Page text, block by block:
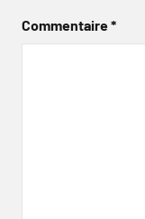
Commentaire*